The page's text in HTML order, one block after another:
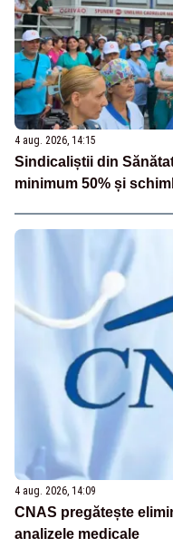
4 aug. 2026, 14:15
Sindicaliștii din
minimum 50% și
4 aug. 2026, 14:09
CNAS pregătește
analizele medicale